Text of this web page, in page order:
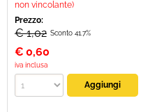
non vincolante)
Prezzo:
€ 1,02 Sconto 41.7%
€ 0,60
iva inclusa